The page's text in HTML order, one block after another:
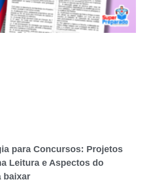
para Concursos: Projetos
Leitura e Aspectos do
baixar